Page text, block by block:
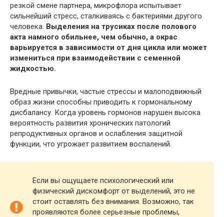
резкой смене партнера, микрофлора испытывает
сильнейший стресс, сталкиваясь с бактериями другого
человека. Выделения на трусиках после полового
акта намного обильнее, чем обычно, а окрас
варьируется в зависимости от дня цикла или может
измениться при взаимодействии с семенной
жидкостью.
Вредные привычки, частые стрессы и малоподвижный
образ жизни способны приводить к гормональному
дисбалансу. Когда уровень гормонов нарушен высока
вероятность развития хронических патологий
репродуктивных органов и ослабления защитной
функции, что угрожает развитием воспалений.
Если вы ощущаете психологический или
физический дискомфорт от выделений, это не
стоит оставлять без внимания. Возможно, так
проявляются более серьезные проблемы,